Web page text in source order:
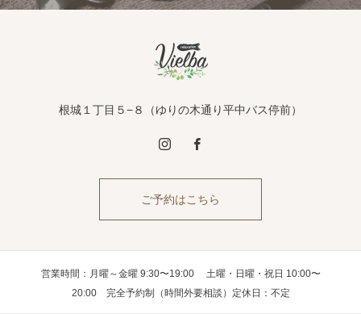
根城１丁目５−８（ゆりの木通り平中バス停前）
ご予約はこちら
営業時間：月曜～金曜 9:30〜19:00 土曜・日曜・祝日 10:00〜
20:00 完全予約制（時間外要相談）定休日：不定